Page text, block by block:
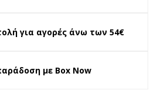
για αγορές άνω των 54€
με Box Now